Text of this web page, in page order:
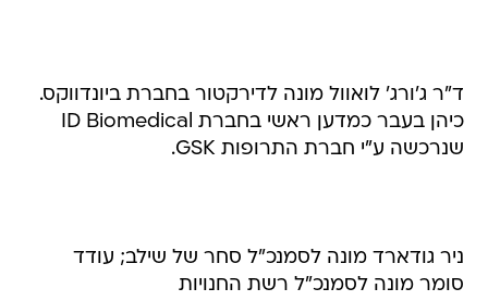
ד"ר ג'ורג' לואוול מונה לדירקטור בחברת ביונדווקס.
כיהן בעבר כמדען ראשי בחברת ID Biomedical
שנרכשה ע"י חברת התרופות GSK.
ניר גודארד מונה לסמנכ"ל סחר של שילב; עודד
סומר מונה לסמנכ"ל רשת החנויות